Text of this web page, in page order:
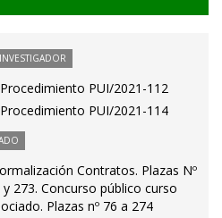
PUI/2021-112
PUI/2021-114
Contratos. Plazas Nº
273. Concurso público curso
Plazas nº 76 a 274